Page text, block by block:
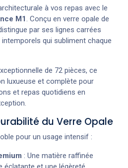
à vos repas avec le
M1. Conçu en verre opale de
par ses lignes carrées
qui subliment chaque
de 72 pièces, ce
luxueuse et complète pour
et repas quotidiens en
du Verre Opale
pour un usage intensif :
: Une matière raffinée